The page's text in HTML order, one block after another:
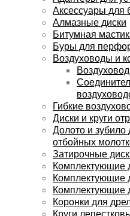
Аксессуары для
Алмазные диски
Битумная
Буры для
Воздуховоды и
Гибкие
Диски и круги
Долото и
отбойных
Затирочные
Комплектующие
Комплектующие
Комплектующие
Коронки для
Круги